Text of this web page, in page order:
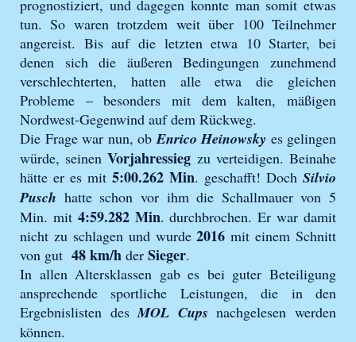
prognostiziert, und dagegen konnte man somit etwas
tun. So waren trotzdem weit über 100 Teilnehmer
angereist. Bis auf die letzten etwa 10 Starter, bei
denen sich die äußeren Bedingungen zunehmend
verschlechterten, hatten alle etwa die gleichen
Probleme – besonders mit dem kalten, mäßigen
Nordwest-Gegenwind auf dem Rückweg.
Die Frage war nun, obEnrico Heinowsky es gelingen
würde, seinenVorjahressieg zu verteidigen. Beinahe
hätte er es mit 5:00.262 Min. geschafft! Doch Silvio
Pusch hatte schon vor ihm die Schallmauer von 5
Min. mit 4:59.282 Min. durchbrochen. Er war damit
nicht zu schlagen und wurde2016 mit einem Schnitt
von gut 48 km/h der Sieger.
In allen Altersklassen gab es bei guter Beteiligung
ansprechende sportliche Leistungen, die in den
Ergebnislisten desMOL Cups nachgelesen werden
können.